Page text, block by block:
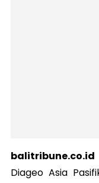
Diageo Asia